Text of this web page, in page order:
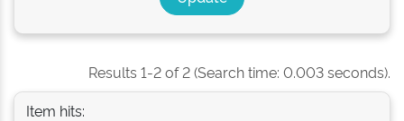
Results 1-2 of 2 (Search time: 0.003 seconds).
Item hits: